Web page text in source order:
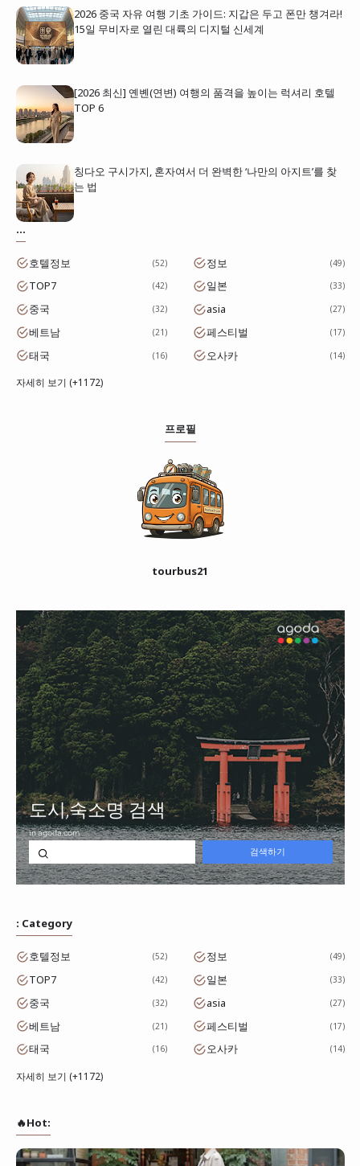
2026 중국 자유 여행 기초 가이드: 지갑은 두고 폰만 챙겨라!
15일 무비자로 열린 대륙의 디지털 신세계
[2026 최신] 옌볜(연변) 여행의 품격을 높이는 럭셔리 호텔
TOP 6
칭다오 구시가지, 혼자여서 더 완벽한 ‘나만의 아지트’를 찾
는 법
...
호텔정보 52 정보 49
TOP7 42 일본 33
중국 32 asia 27
베트남 21 페스티벌 17
태국 16 오사카 14
자세히 보기 (+1172)
프로필
tourbus21
: Category
호텔정보 52 정보 49
TOP7 42 일본 33
중국 32 asia 27
베트남 21 페스티벌 17
태국 16 오사카 14
자세히 보기 (+1172)
🔥Hot: